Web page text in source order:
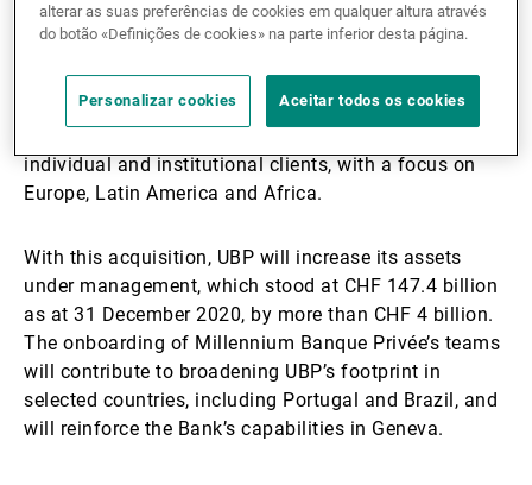
2021.
Founded in Geneva in 2002, Millennium Banque
Privée is fully owned by BCP. The Swiss entity is
individual and institutional clients, with a focus on
Europe, Latin America and Africa.
With this acquisition, UBP will increase its assets
under management, which stood at CHF 147.4 billion
as at 31 December 2020, by more than CHF 4 billion.
The onboarding of Millennium Banque Privée’s teams
will contribute to broadening UBP’s footprint in
selected countries, including Portugal and Brazil, and
will reinforce the Bank’s capabilities in Geneva.
alterar as suas preferências de cookies em qualquer altura através
do botão «Definições de cookies» na parte inferior desta página.
Personalizar cookies Aceitar todos os cookies